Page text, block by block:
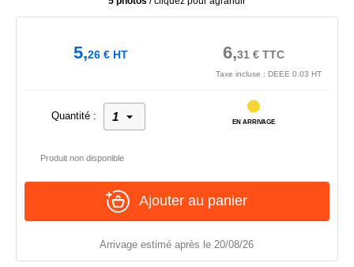
5,26€HT 6,31 €TTC
Taxe incluse : DEEE 0.03 HT
Quantité :
EN ARRIVAGE
Produit non disponible
Ajouter au panier
Arrivage estimé après le 20/08/26